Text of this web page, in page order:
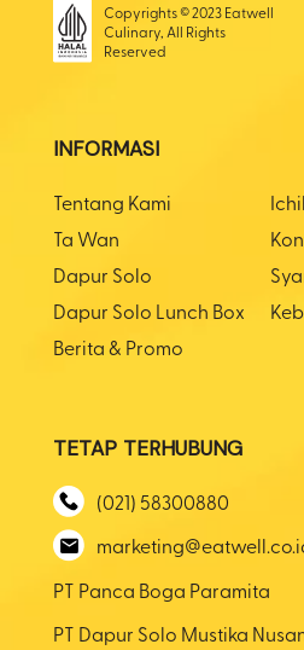
Copyrights © 2023 Eatwell
Culinary, All Rights
Reserved
INFORMASI
Tentang Kami
Ta Wan
Dapur Solo
Dapur Solo Lunch Box
Berita & Promo
TETAP TERHUBUNG
(021) 58300880
PT Panca Boga Paramita
PT Dapur Solo Mustika